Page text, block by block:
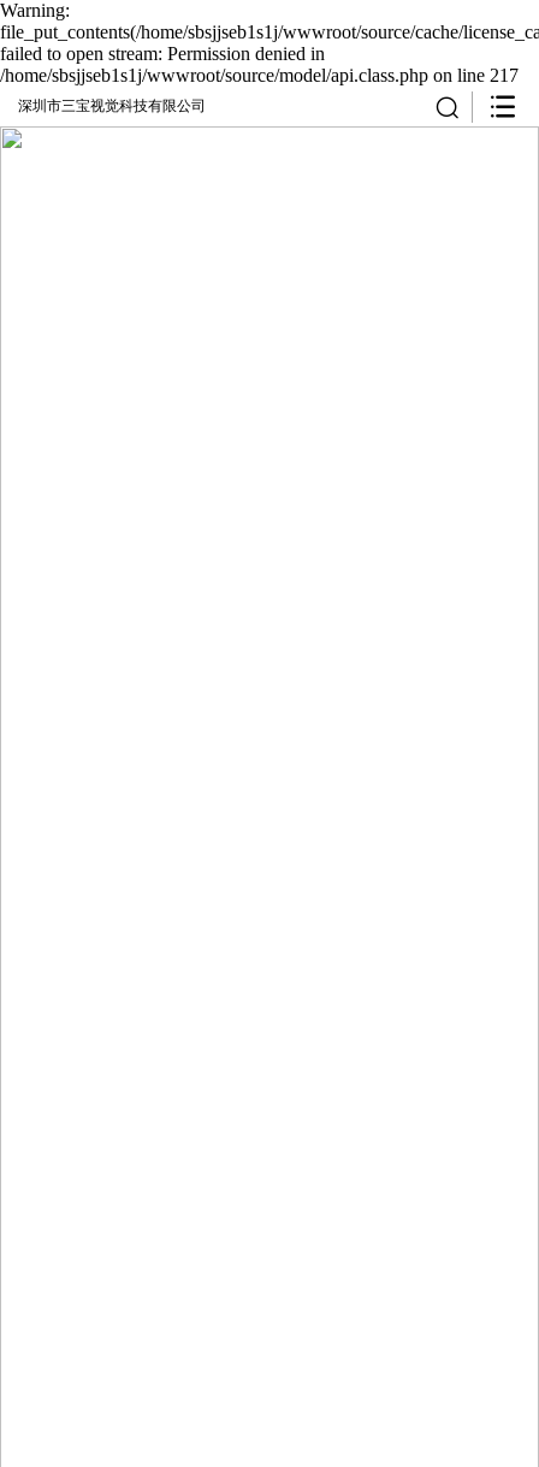
Warning:
file_put_contents(/home/sbsjjseb1s1j/wwwroot/source/cache/
failed to open stream: Permission denied in
/home/sbsjjseb1s1j/wwwroot/source/model/api.class.php on line 217
深圳市三宝视觉科技有限公司